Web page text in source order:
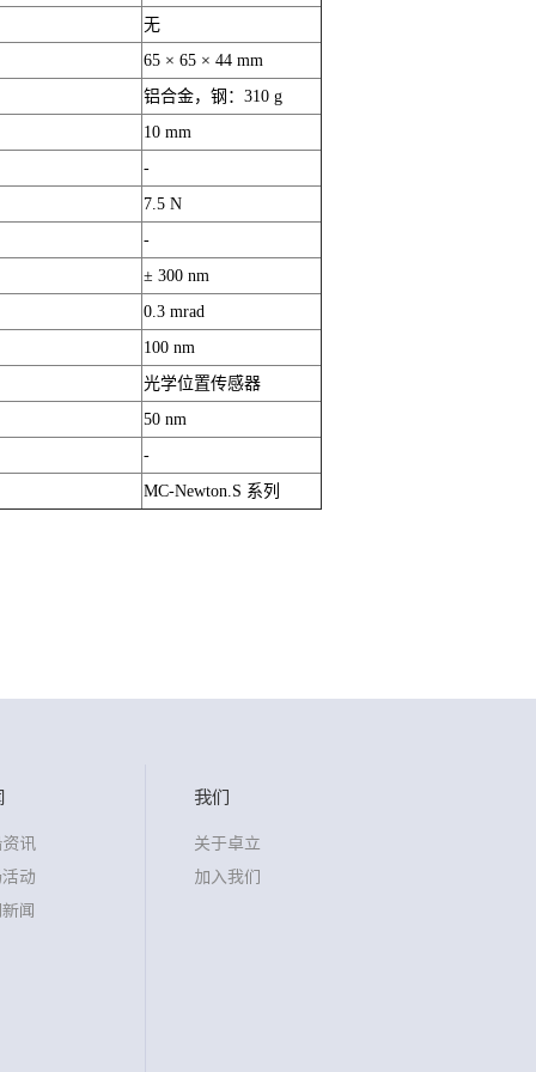
无
65 × 65 × 44 mm
铝合金，钢：310 g
10 mm
-
7.5 N
-
± 300 nm
0.3 mrad
100 nm
光学位置传感器
50 nm
-
MC-Newton.S 系列
讯
动
闻
我们
关于卓立
加入我们